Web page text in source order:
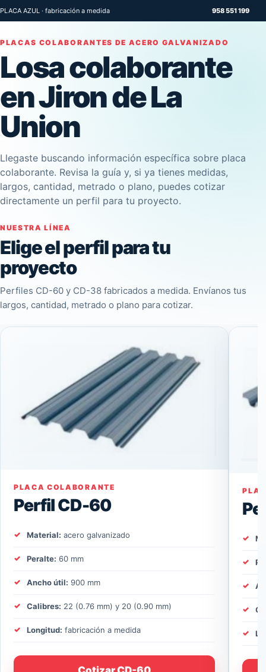
PLACA AZUL · fabricación a medida 958 551 199
PLACAS COLABORANTES DE ACERO GALVANIZADO
Losa colaborante
en Jiron de La
Union
Llegaste buscando información específica sobre placa
colaborante. Revisa la guía y, si ya tienes medidas,
largos, cantidad, metrado o plano, puedes cotizar
directamente un perfil para tu proyecto.
NUESTRA LÍNEA
Elige el perfil para tu
proyecto
Perfiles CD-60 y CD-38 fabricados a medida. Envíanos tus
largos, cantidad, metrado o plano para cotizar.
PLACA COLABORANTE
Perfil CD-60
Material: acero galvanizado
Peralte: 60 mm
Ancho útil: 900 mm
Calibres: 22 (0.76 mm) y 20 (0.90 mm)
Longitud: fabricación a medida